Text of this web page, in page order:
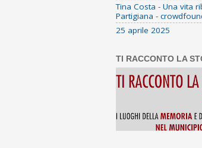
Tina Costa - Una vita
Partigiana -
25 aprile 2025
TI RACCONTO LA